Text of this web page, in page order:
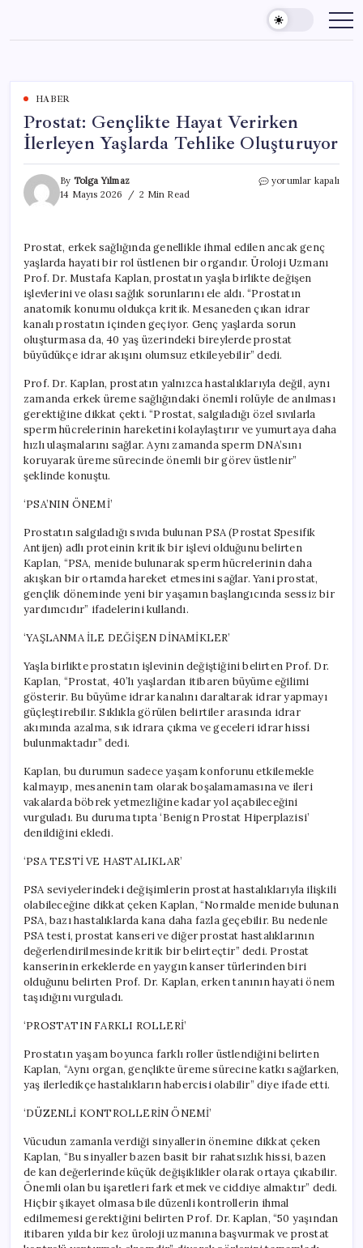
content
HABER
Prostat: Gençlikte Hayat Verirken
İlerleyen Yaşlarda Tehlike Oluşturuyor
By Tolga Yılmaz
14 Mayıs 2026
2 Min Read
Prostat:
Yaşlarda
Tehlike
Oluşturuyor
için
yorumlar kapalı
Prostat, erkek sağlığında genellikle ihmal edilen ancak genç
yaşlarda hayati bir rol üstlenen bir organdır. Üroloji Uzmanı
Prof. Dr. Mustafa Kaplan, prostatın yaşla birlikte değişen
işlevlerini ve olası sağlık sorunlarını ele aldı. “Prostatın
anatomik konumu oldukça kritik. Mesaneden çıkan idrar
kanalı prostatın içinden geçiyor. Genç yaşlarda sorun
oluşturmasa da, 40 yaş üzerindeki bireylerde prostat
büyüdükçe idrar akışını olumsuz etkileyebilir” dedi.
Prof. Dr. Kaplan, prostatın yalnızca hastalıklarıyla değil, aynı
zamanda erkek üreme sağlığındaki önemli rolüyle de anılması
gerektiğine dikkat çekti. “Prostat, salgıladığı özel sıvılarla
sperm hücrelerinin hareketini kolaylaştırır ve yumurtaya daha
hızlı ulaşmalarını sağlar. Aynı zamanda sperm DNA’sını
koruyarak üreme sürecinde önemli bir görev üstlenir”
şeklinde konuştu.
‘PSA’NIN ÖNEMİ’
Prostatın salgıladığı sıvıda bulunan PSA (Prostat Spesifik
Antijen) adlı proteinin kritik bir işlevi olduğunu belirten
Kaplan, “PSA, menide bulunarak sperm hücrelerinin daha
akışkan bir ortamda hareket etmesini sağlar. Yani prostat,
gençlik döneminde yeni bir yaşamın başlangıcında sessiz bir
yardımcıdır” ifadelerini kullandı.
‘YAŞLANMA İLE DEĞİŞEN DİNAMİKLER’
Yaşla birlikte prostatın işlevinin değiştiğini belirten Prof. Dr.
Kaplan, “Prostat, 40’lı yaşlardan itibaren büyüme eğilimi
gösterir. Bu büyüme idrar kanalını daraltarak idrar yapmayı
güçleştirebilir. Sıklıkla görülen belirtiler arasında idrar
akımında azalma, sık idrara çıkma ve geceleri idrar hissi
bulunmaktadır” dedi.
Kaplan, bu durumun sadece yaşam konforunu etkilemekle
kalmayıp, mesanenin tam olarak boşalamamasına ve ileri
vakalarda böbrek yetmezliğine kadar yol açabileceğini
vurguladı. Bu duruma tıpta ‘Benign Prostat Hiperplazisi’
denildiğini ekledi.
‘PSA TESTİ VE HASTALIKLAR’
PSA seviyelerindeki değişimlerin prostat hastalıklarıyla ilişkili
olabileceğine dikkat çeken Kaplan, “Normalde menide bulunan
PSA, bazı hastalıklarda kana daha fazla geçebilir. Bu nedenle
PSA testi, prostat kanseri ve diğer prostat hastalıklarının
değerlendirilmesinde kritik bir belirteçtir” dedi. Prostat
kanserinin erkeklerde en yaygın kanser türlerinden biri
olduğunu belirten Prof. Dr. Kaplan, erken tanının hayati önem
taşıdığını vurguladı.
‘PROSTATIN FARKLI ROLLERİ’
Prostatın yaşam boyunca farklı roller üstlendiğini belirten
Kaplan, “Aynı organ, gençlikte üreme sürecine katkı sağlarken,
yaş ilerledikçe hastalıkların habercisi olabilir” diye ifade etti.
‘DÜZENLİ KONTROLLERİN ÖNEMİ’
Vücudun zamanla verdiği sinyallerin önemine dikkat çeken
Kaplan, “Bu sinyaller bazen basit bir rahatsızlık hissi, bazen
de kan değerlerinde küçük değişiklikler olarak ortaya çıkabilir.
Önemli olan bu işaretleri fark etmek ve ciddiye almaktır” dedi.
Hiçbir şikayet olmasa bile düzenli kontrollerin ihmal
edilmemesi gerektiğini belirten Prof. Dr. Kaplan, “50 yaşından
itibaren yılda bir kez üroloji uzmanına başvurmak ve prostat